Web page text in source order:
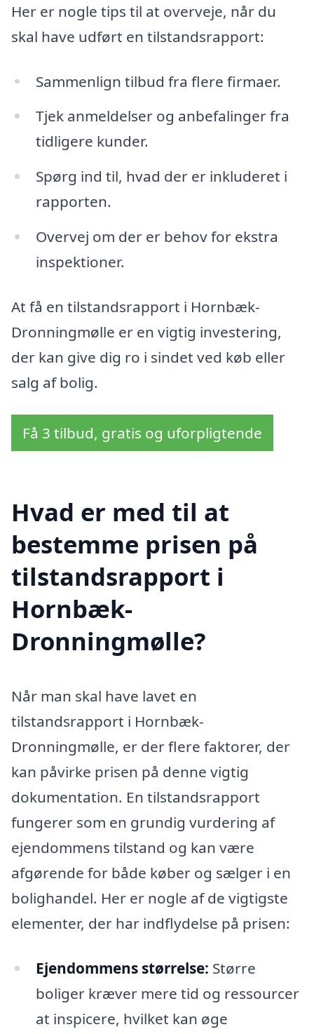
Her er nogle tips til at overveje, når du
skal have udført en tilstandsrapport:
Sammenlign tilbud fra flere firmaer.
Tjek anmeldelser og anbefalinger fra
tidligere kunder.
Spørg ind til, hvad der er inkluderet i
rapporten.
Overvej om der er behov for ekstra
inspektioner.
At få en tilstandsrapport i Hornbæk-
Dronningmølle er en vigtig investering,
der kan give dig ro i sindet ved køb eller
salg af bolig.
Få 3 tilbud, gratis og uforpligtende
Hvad er med til at
bestemme prisen på
tilstandsrapport i
Hornbæk-
Dronningmølle?
Når man skal have lavet en
tilstandsrapport i Hornbæk-
Dronningmølle, er der flere faktorer, der
kan påvirke prisen på denne vigtig
dokumentation. En tilstandsrapport
fungerer som en grundig vurdering af
ejendommens tilstand og kan være
afgørende for både køber og sælger i en
bolighandel. Her er nogle af de vigtigste
elementer, der har indflydelse på prisen:
Ejendommens størrelse: Større
boliger kræver mere tid og ressourcer
at inspicere, hvilket kan øge